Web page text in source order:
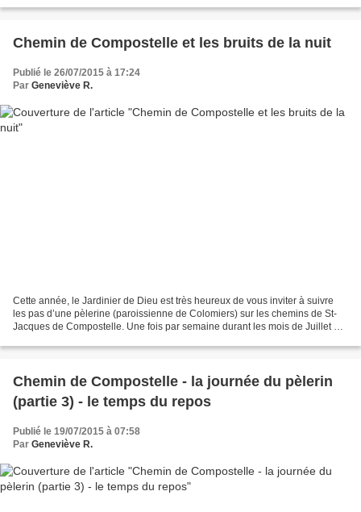
Chemin de Compostelle et les bruits de la nuit
Publié le 26/07/2015 à 17:24
Par Geneviève R.
Cette année, le Jardinier de Dieu est très heureux de vous inviter à suivre
les pas d’une pèlerine (paroissienne de Colomiers) sur les chemins de St-
Jacques de Compostelle. Une fois par semaine durant les mois de Juillet et
Chemin de Compostelle - la journée du pèlerin
(partie 3) - le temps du repos
Publié le 19/07/2015 à 07:58
Par Geneviève R.